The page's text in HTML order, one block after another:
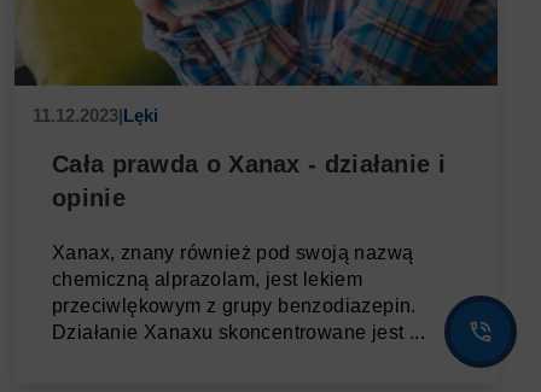
11.12.2023|Lęki
Cała prawda o Xanax - działanie i
opinie
Xanax, znany również pod swoją nazwą
chemiczną alprazolam, jest lekiem
przeciwlękowym z grupy benzodiazepin.
Działanie Xanaxu skoncentrowane jest ...